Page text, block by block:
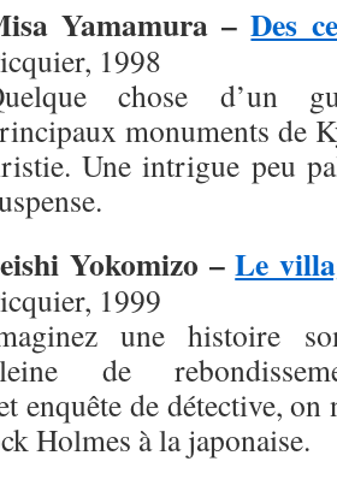
Yamamura –Des
1998
chose d’un
monuments de
Une intrigue peu
Yokomizo –Le
1999
une histoire
de
enquête de détective,
Holmes à la japonaise.